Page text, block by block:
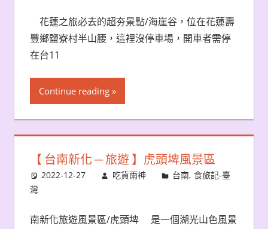
花蓮之旅必去的超夯景點/海崖谷，位在花蓮壽
豐鄉鹽寮村半山腰，這裡沒停車場，開車者需停
在台11
Continue reading
【 台南新化 ─ 旅遊 】虎頭埤風景區
2022-12-27 吃貨雨神 台南,食旅記-臺
灣
南新化旅遊風景區/虎頭埤 是一個湖光山色風景